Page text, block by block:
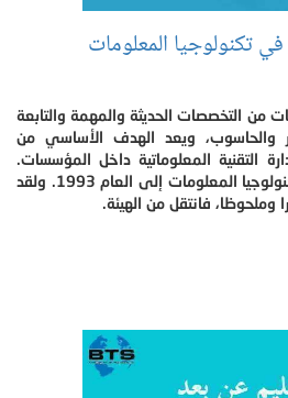
تكنولوجيا المعلومات
من التخصصات الحديثة والمهمة والتابعة
والحاسوب، ويعد الهدف الأساسي من
التقنية المعلوماتية داخل المؤسسات.
ويعود تاريخ ظهور اختصاص تكنولوجيا المعلومات إلى العام 1993. ولقد
فانتقل من الهيئة.